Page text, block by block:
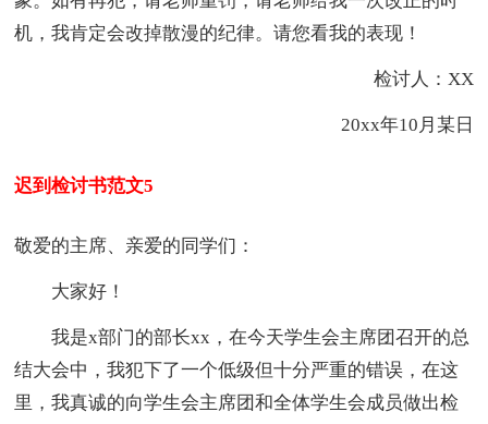
机，我肯定会改掉散漫的纪律。请您看我的表现！
检讨人：XX
20xx年10月某日
迟到检讨书范文5
敬爱的主席、亲爱的同学们：
大家好！
我是x部门的部长xx，在今天学生会主席团召开的总
结大会中，我犯下了一个低级但十分严重的错误，在这
里，我真诚的向学生会主席团和全体学生会成员做出检